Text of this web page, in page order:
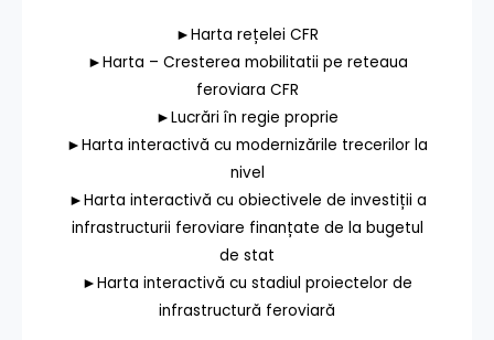
►Harta rețelei CFR
►Harta – Cresterea mobilitatii pe reteaua
feroviara CFR
►Lucrări în regie proprie
►Harta interactivă cu modernizările trecerilor la
nivel
►Harta interactivă cu obiectivele de investiții a
infrastructurii feroviare finanțate de la bugetul
de stat
►Harta interactivă cu stadiul proiectelor de
infrastructură feroviară